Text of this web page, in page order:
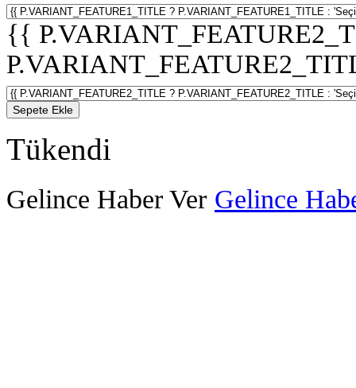
{{
Sepete Ekle
Tükendi
Gelince Haber Ver Gelince